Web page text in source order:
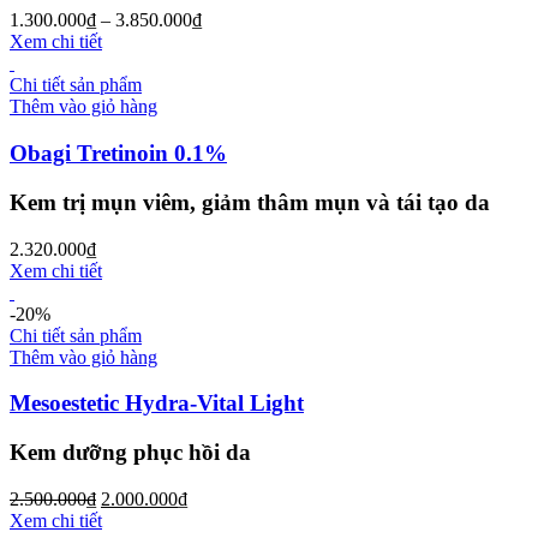
1.300.000₫ – 3.850.000₫
Xem chi tiết
Chi tiết sản phẩm
Thêm vào giỏ hàng
Obagi Tretinoin 0.1%
Kem trị mụn viêm, giảm thâm mụn và tái tạo da
2.320.000₫
Xem chi tiết
-20%
Chi tiết sản phẩm
Thêm vào giỏ hàng
Mesoestetic Hydra-Vital Light
Kem dưỡng phục hồi da
2.500.000₫ 2.000.000₫
Xem chi tiết